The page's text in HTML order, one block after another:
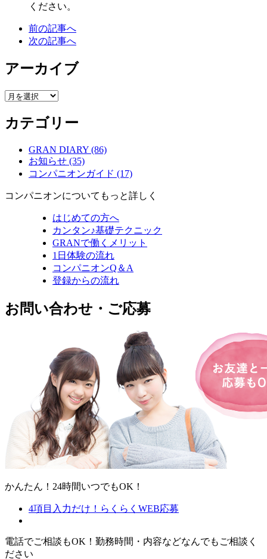
ください。
前の記事へ
次の記事へ
アーカイブ
ア
カ
イ
カテゴリー
GRAN DIARY (86)
お知らせ (35)
コンパニオンガイド (17)
コンパニオンについてもっと詳しく
はじめての方へ
カンタン♪基礎テクニック
GRANで働くメリット
1日体験の流れ
コンパニオンQ＆A
登録からの流れ
お問い合わせ・ご応募
かんたん！24時間いつでもOK！
4項目入力だけ！ らくらくWEB応募
電話でご相談もOK！ 勤務時間・内容などなんでもご相談く
ださい